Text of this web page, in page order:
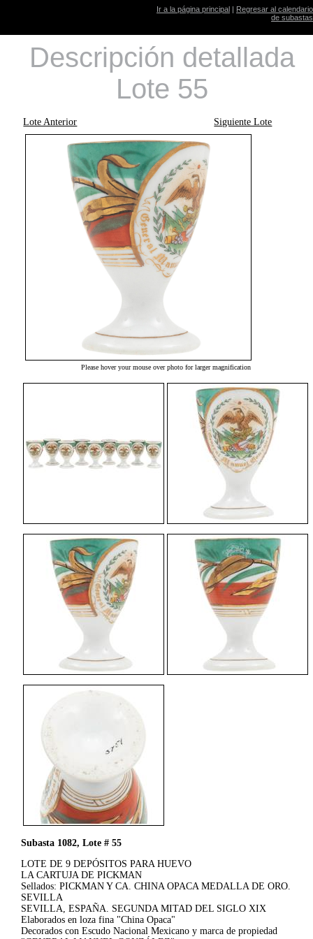
Ir a la página principal | Regresar al calendario
de subastas
Descripción detallada
Lote 55
Lote Anterior Siguiente Lote
Please hover your mouse over photo for larger magnification
Subasta 1082, Lote # 55
LOTE DE 9 DEPÓSITOS PARA HUEVO
LA CARTUJA DE PICKMAN
Sellados: PICKMAN Y CA. CHINA OPACA MEDALLA DE ORO.
SEVILLA
SEVILLA, ESPAÑA. SEGUNDA MITAD DEL SIGLO XIX
Elaborados en loza fina "China Opaca"
Decorados con Escudo Nacional Mexicano y marca de propiedad